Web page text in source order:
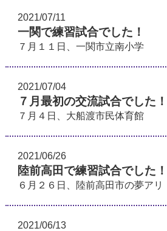
2021/07/11
一関で練習試合でした！
７月１１日、一関市立南小学
2021/07/04
７月最初の交流試合でした！
７月４日、大船渡市民体育館
2021/06/26
陸前高田で練習試合でした！
６月２６日、陸前高田市の夢アリ
2021/06/13